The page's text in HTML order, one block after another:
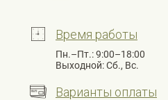
Время работы
Пн.–Пт.: 9:00–18:00
Выходной: Сб., Вс.
Варианты оплаты